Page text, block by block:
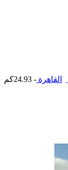
القاهرة - 24.93كم